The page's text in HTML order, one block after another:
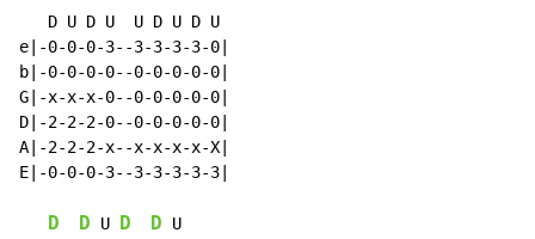
   D U D U  U D U D U
e|-0-0-0-3--3-3-3-3-0|
b|-0-0-0-0--0-0-0-0-0|
G|-x-x-x-0--0-0-0-0-0|
D|-2-2-2-0--0-0-0-0-0|
A|-2-2-2-x--x-x-x-x-X|
E|-0-0-0-3--3-3-3-3-3|
D D U D D U